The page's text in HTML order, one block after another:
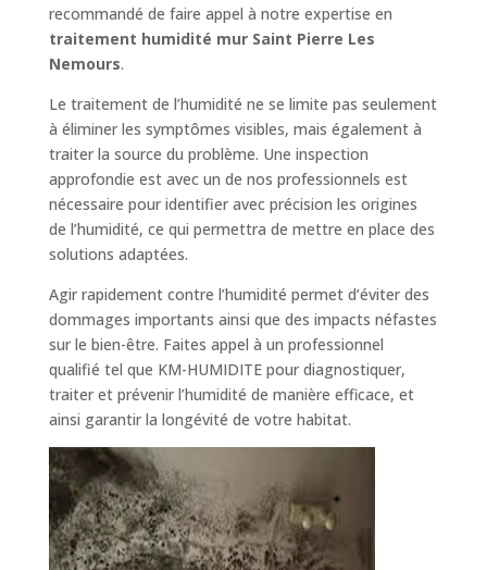
recommandé de faire appel à notre expertise en
traitement humidité mur Saint Pierre Les
Nemours.
Le traitement de l’humidité ne se limite pas seulement
à éliminer les symptômes visibles, mais également à
traiter la source du problème. Une inspection
approfondie est avec un de nos professionnels est
nécessaire pour identifier avec précision les origines
de l’humidité, ce qui permettra de mettre en place des
solutions adaptées.
Agir rapidement contre l’humidité permet d’éviter des
dommages importants ainsi que des impacts néfastes
sur le bien-être. Faites appel à un professionnel
qualifié tel que KM-HUMIDITE pour diagnostiquer,
traiter et prévenir l’humidité de manière efficace, et
ainsi garantir la longévité de votre habitat.